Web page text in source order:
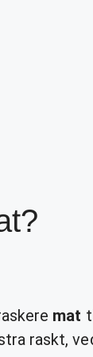
mat
raskt,